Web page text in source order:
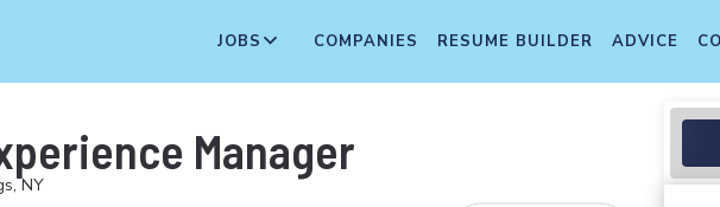
JOBS COMPANIES RESUME BUILDER ADVICE
Manager
NY